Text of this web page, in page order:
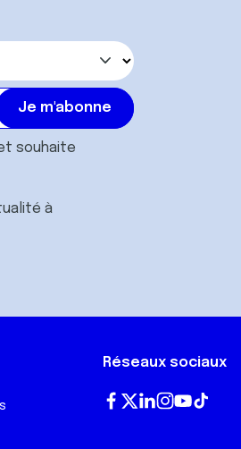
souhaite
à
Réseaux sociaux